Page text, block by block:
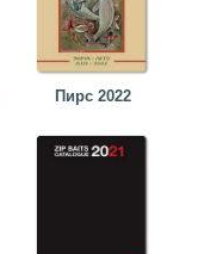
Пирс 2022